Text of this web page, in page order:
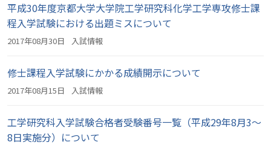
平成30年度京都大学大学院工学研究科化学工学専攻修士課
程入学試験における出題ミスについて
2017年08月30日 入試情報
修士課程入学試験にかかる成績開示について
2017年08月15日 入試情報
工学研究科入学試験合格者受験番号一覧（平成29年8月3～
8日実施分）について